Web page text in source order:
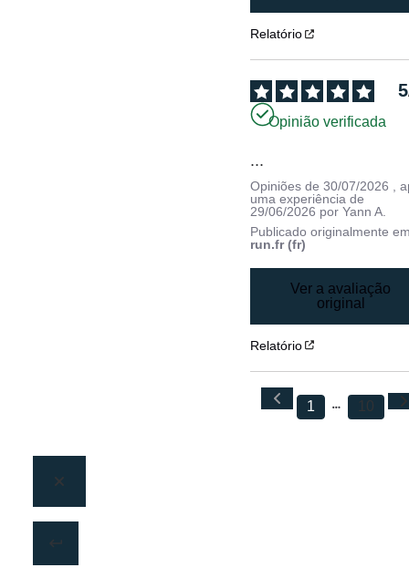
Relatório
5
Opinião verificada
...
Opiniões de30/07/2026 ,
uma experiência de
29/06/2026 porYann A.
Publicado originalmente
run.fr (fr)
Ver a avaliação
original
Relatório
1 10